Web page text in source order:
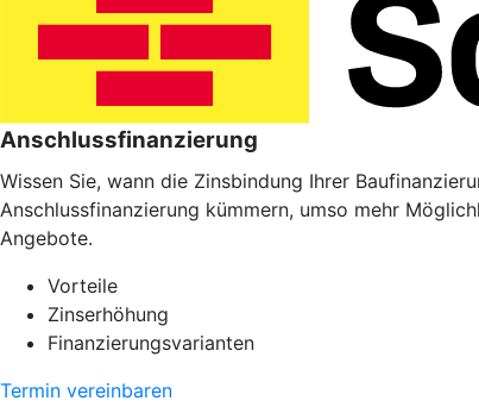
Anschlussfinanzierung
Wissen Sie, wann die Zinsbindung Ihrer
Anschlussfinanzierung kümmern, umso mehr
Angebote.
Vorteile
Zinserhöhung
Finanzierungsvarianten
Termin vereinbaren